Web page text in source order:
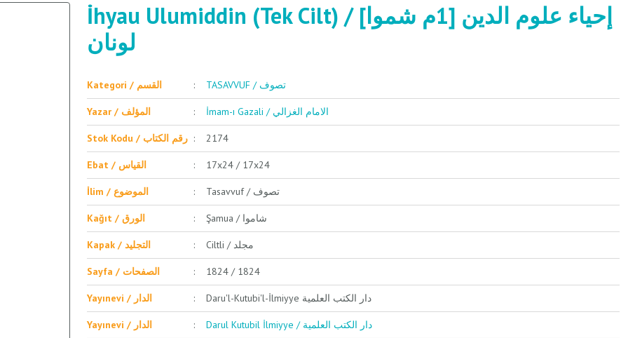
İhyau Ulumiddin (Tek Cilt) / إحياء علوم الدين [1م شموا]
لونان
Kategori / القسم TASAVVUF / تصوف
Yazar / المؤلف İmam-ı Gazali / الامام الغزالي
Stok Kodu / رقم الكتاب 2174
Ebat / القياس 17x24 / 17x24
İlim / الموضوع Tasavvuf / تصوف
Kağıt / الورق Şamua / شاموا
Kapak / التجليد Ciltli / مجلد
Sayfa / الصفحات 1824 / 1824
Yayınevi / الدار Daru'l-Kutubi'l-İlmiyye دار الكتب العلمية
Yayınevi / الدار Darul Kutubil İlmiyye / دار الكتب العلمية